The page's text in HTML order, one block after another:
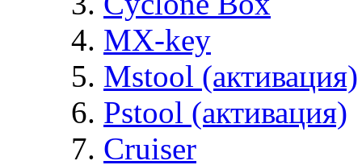
MX-key
Mstool (активация)
Pstool (активация)
Cruiser